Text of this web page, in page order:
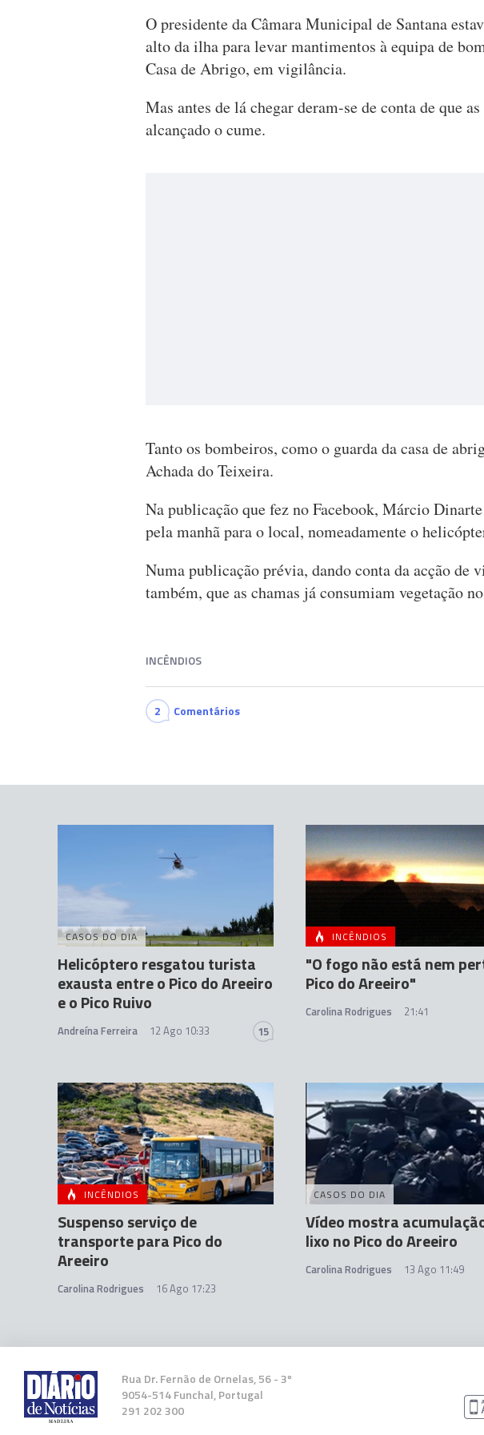
O presidente da Câmara Municipal de Santana
alto da ilha para levar mantimentos à equipa de
Casa de Abrigo, em vigilância.
Mas antes de lá chegar deram-se de conta de que
alcançado o cume.
Tanto os bombeiros, como o guarda da casa de
Achada do Teixeira.
Na publicação que fez no Facebook, Márcio
pela manhã para o local, nomeadamente o
Numa publicação prévia, dando conta da acção de
também, que as chamas já consumiam vegetação
INCÊNDIOS
2 Comentários
CASOS DO DIA
Helicóptero resgatou turista
exausta entre o Pico do Areeiro
e o Pico Ruivo
Andreína Ferreira 12 Ago 10:33 15
INCÊNDIOS
"O fogo não está nem
Pico do Areeiro"
Carolina Rodrigues 21:41
INCÊNDIOS
Suspenso serviço de
transporte para Pico do
Areeiro
Carolina Rodrigues 16 Ago 17:23
CASOS DO DIA
Vídeo mostra
lixo no Pico do Areeiro
Carolina Rodrigues 13 Ago 11:49
Rua Dr. Fernão de Ornelas, 56 - 3º
9054-514 Funchal, Portugal
291 202 300